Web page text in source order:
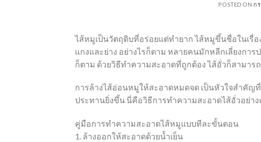
POSTED ON ก
ไส้หมูเป็นวัตถุดิบที่อร่อยแต่ทำยาก ไส้หมูขึ้นชื่อในเรื่
แกงและย่าง อย่างไรก็ตาม หลายคนมักหลีกเลี่ยงการ
ก็ตาม ด้วยวิธีทำความสะอาดที่ถูกต้อง ไส้อั่วก็สามาร
การล้างไส้อ่อนหมูให้สะอาดหมดจด เป็นหัวใจสำคัญ
ประทานยิ่งขึ้น นี่คือวิธีการทำความสะอาดไส้อั่วอย่า
คู่มือการทำความสะอาดไส้หมูแบบทีละขั้นตอน
1. ล้างออกให้สะอาดด้วยน้ำเย็น